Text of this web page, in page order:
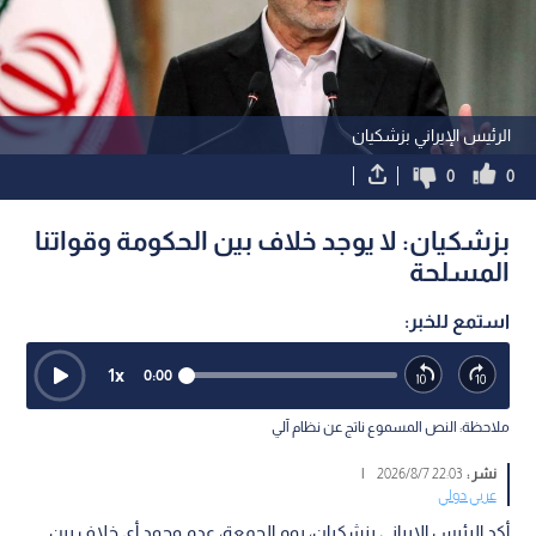
الرئيس الإيراني بزشكيان
0
0
بزشكيان: لا يوجد خلاف بين الحكومة وقواتنا
المسلحة
استمع للخبر:
0:00
1x
ملاحظة: النص المسموع ناتج عن نظام آلي
نشر :22:03 2026/8/7
|
عربي دولي
أكد الرئيس الإيراني بزشكيان، يوم الجمعة، عدم وجود أي خلاف بين